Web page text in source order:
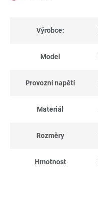
Výrobce:
Model
Provozní napětí
Materiál
Rozměry
Hmotnost